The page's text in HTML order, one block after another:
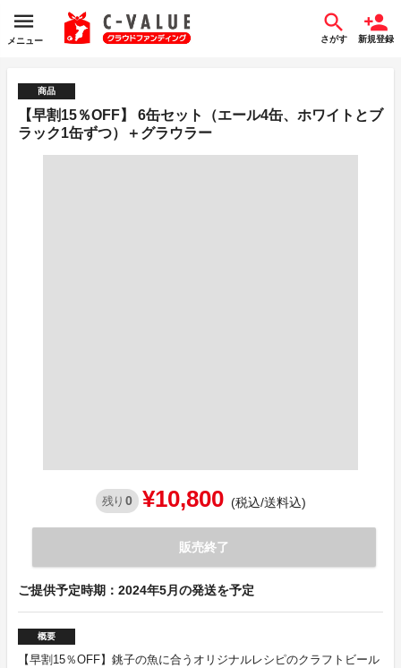
メニュー さがす 新規登録
商品
【早割15％OFF】 6缶セット（エール4缶、ホワイトとブ
ラック1缶ずつ）＋グラウラー
残り 0 ¥10,800 (税込/送料込)
販売終了
ご提供予定時期：2024年5月の発送を予定
概要
【早割15％OFF】銚子の魚に合うオリジナルレシピのクラフトビール